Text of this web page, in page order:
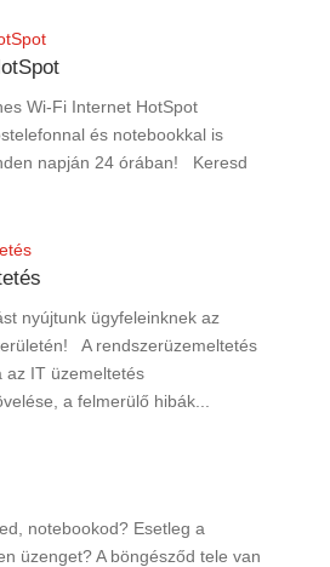
Wi-Fi Internet HotSpot
és notebookkal is
napján 24 órában! Keresd
nyújtunk ügyfeleinknek az
A rendszerüzemeltetés
az IT üzemeltetés
a felmerülő hibák...
notebookod? Esetleg a
üzenget? A böngésződ tele van